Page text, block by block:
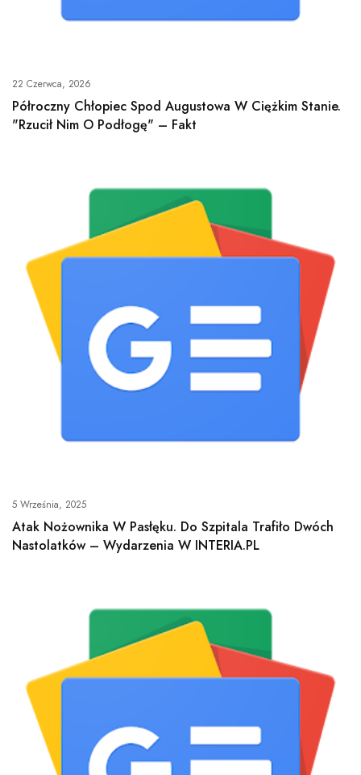
22 Czerwca, 2026
Półroczny Chłopiec Spod Augustowa W Ciężkim Stanie.
"Rzucił Nim O Podłogę" – Fakt
5 Września, 2025
Atak Nożownika W Pasłęku. Do Szpitala Trafiło Dwóch
Nastolatków – Wydarzenia W INTERIA.PL